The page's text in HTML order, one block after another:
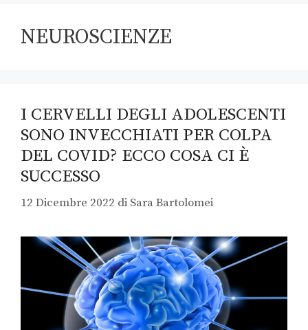
NEUROSCIENZE
I CERVELLI DEGLI ADOLESCENTI
SONO INVECCHIATI PER COLPA
DEL COVID? ECCO COSA CI È
SUCCESSO
12 Dicembre 2022 di Sara Bartolomei